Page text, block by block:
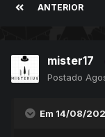
ANTERIOR
mister17
Postado
Em 14/08/